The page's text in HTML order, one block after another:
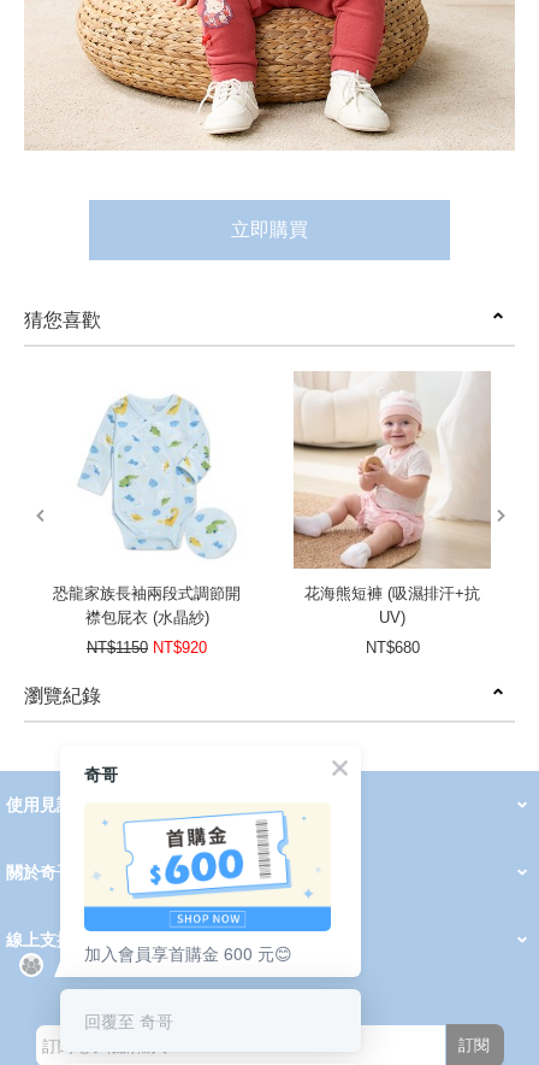
立即購買
猜您喜歡
恐龍家族長袖兩段式調節開
襟包屁衣 (水晶紗)
NT$1150 NT$920
花海熊短褲 (吸濕排汗+抗
UV)
NT$680
瀏覽紀錄
prev
next
使用見證 線上DM
2026 PADDINGTON 春夏服飾
2026 Peter Rabbit 春夏服飾
2026 CHIC BASICS春夏服飾
2026 Chic“a”Bon 派對禮服系列
2026 Chic“a”Bon 春夏服飾
媽咪購物指南
關於奇哥
奇哥的故事
育兒資訊站
會員中心
會員權益說明
我的帳戶
訂單查詢
紅利點數
修改會員資料
活動報名
線上支援
購買說明
常見問題
隱私權聲明
保固卡登錄
保固查詢
訂閱
奇哥
加入會員享首購金 600 元😊
回覆至 奇哥